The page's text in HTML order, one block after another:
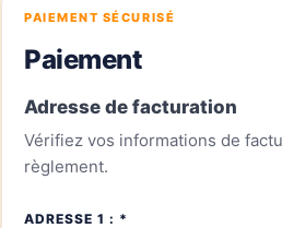
PAIEMENT SÉCURISÉ
Paiement
Adresse de facturation
Vérifiez vos informations de
règlement.
ADRESSE 1 : *